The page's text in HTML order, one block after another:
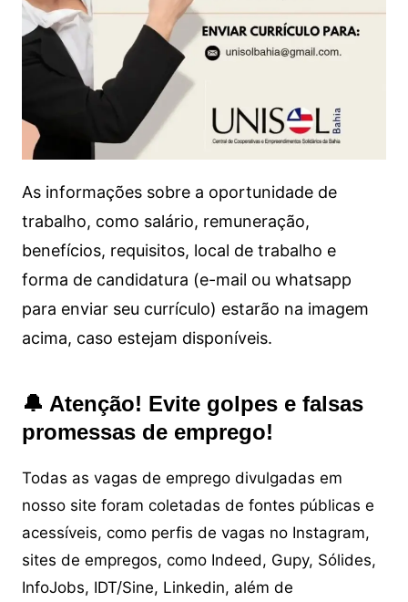
As informações sobre a oportunidade de
trabalho, como salário, remuneração,
benefícios, requisitos, local de trabalho e
forma de candidatura (e-mail ou whatsapp
para enviar seu currículo) estarão na imagem
acima, caso estejam disponíveis.
🔔 Atenção! Evite golpes e falsas
promessas de emprego!
Todas as vagas de emprego divulgadas em
nosso site foram coletadas de fontes públicas e
acessíveis, como perfis de vagas no Instagram,
sites de empregos, como Indeed, Gupy, Sólides,
InfoJobs, IDT/Sine, Linkedin, além de